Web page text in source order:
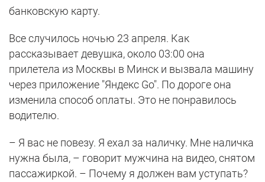
банковскую карту.
Все случилось ночью 23 апреля. Как
рассказывает девушка, около 03:00 она
прилетела из Москвы в Минск и вызвала машину
через приложение "Яндекс Go". По дороге она
изменила способ оплаты. Это не понравилось
водителю.
– Я вас не повезу. Я ехал за наличку. Мне наличка
нужна была, – говорит мужчина на видео, снятом
пассажиркой. – Почему я должен вам уступать?